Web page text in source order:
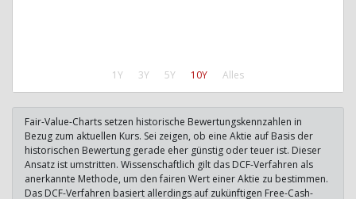
1Y 3Y 5Y 10Y Alles
Fair-Value-Charts setzen historische Bewertungskennzahlen in
Bezug zum aktuellen Kurs. Sei zeigen, ob eine Aktie auf Basis der
historischen Bewertung gerade eher günstig oder teuer ist. Dieser
Ansatz ist umstritten. Wissenschaftlich gilt das DCF-Verfahren als
anerkannte Methode, um den fairen Wert einer Aktie zu bestimmen.
Das DCF-Verfahren basiert allerdings auf zukünftigen Free-Cash-